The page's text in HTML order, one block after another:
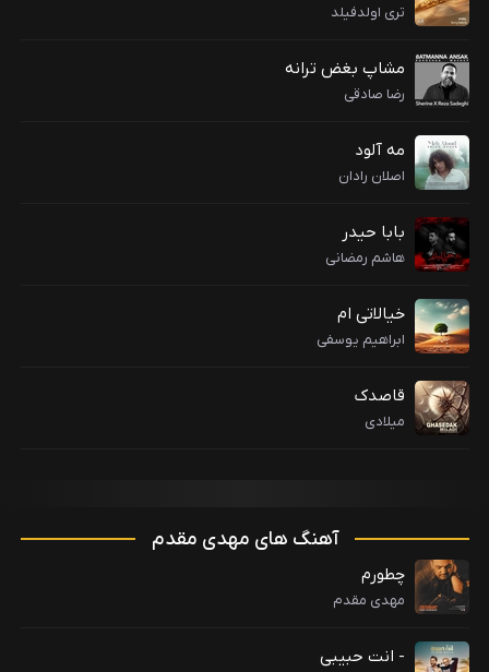
تری اولدفیلد
مشاپ بغض ترانه
رضا صادقی
مه آلود
اصلان رادان
بابا حیدر
هاشم رمضانی
خیالاتی ام
ابراهیم یوسفی
قاصدک
میلادی
آهنگ های مهدی مقدم
چطورم
مهدی مقدم
- انت حبیبی